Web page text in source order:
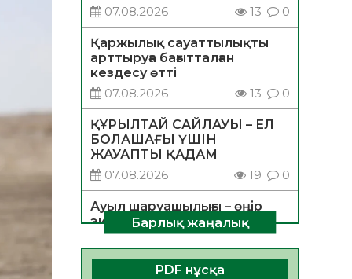
07.08.2026
13 0
Қаржылық сауаттылықты
арттыруға бағытталған
кездесу өтті
07.08.2026
13 0
ҚҰРЫЛТАЙ САЙЛАУЫ – ЕЛ
БОЛАШАҒЫ ҮШІН
ЖАУАПТЫ ҚАДАМ
07.08.2026
19 0
Ауыл шаруашылығы – өңір
экономикасының негізгі
тірегі
06.08.2026
29 0
Барлық жаңалық
PDF нұсқа